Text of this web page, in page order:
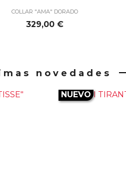
COLLAR "AMA" DORADO
Precio
329,00 €
Vista rápida
novedades
NUEVO